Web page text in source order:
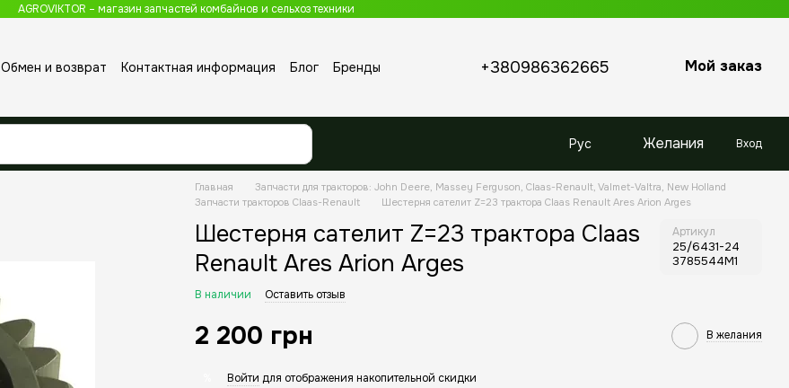
AGROVIKTOR – магазин запчастей комбайнов и сельхоз техники
Обмен и возврат Контактная информация Блог
Бренды
+380986362665 Мой заказ
Рус Желания Вход
Главная
Запчасти для тракторов: John Deere, Massey Ferguson, Claas-Renault, Valmet-Valtra, New Holland
Запчасти тракторов Claas-Renault
Шестерня сателит Z=23 трактора Claas Renault Ares Arion Arges
Шестерня сателит Z=23 трактора Claas
Renault Ares Arion Arges
Артикул
25/6431-24
3785544M1
В наличии Оставить отзыв
2 200 грн В желания
Войти для отображения накопительной скидки